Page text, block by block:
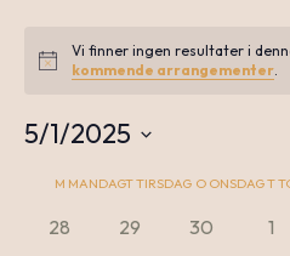
Notice
Vi finner ingen resultater i
kommende arrangementer.
5/1/2025
Kalender
M MANDAGTTIRSDAG O ONSDAGT
0
28
0
29
0
30
01